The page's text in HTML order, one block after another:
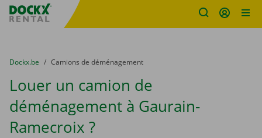
sitename
You are here:
du
Dockx.be to
Camions de déménagement
Louer un camion de
déménagement à Gaurain-
Ramecroix ?